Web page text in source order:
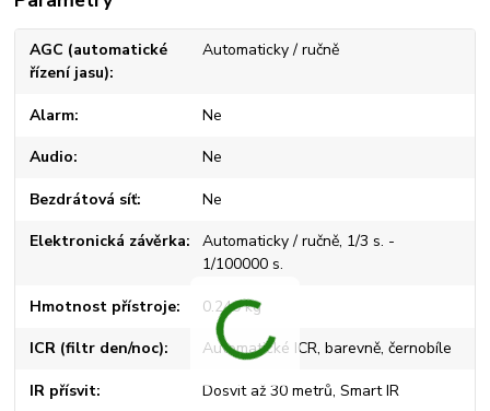
AGC (automatické
řízení jasu)
Automaticky / ručně
Alarm Ne
Audio Ne
Bezdrátová síť Ne
Elektronická závěrka
Automaticky / ručně, 1/3 s. -
1/100000 s.
Hmotnost přístroje 0.240 kg
ICR (filtr den/noc) Automatické ICR, barevně, černobíle
IR přísvit Dosvit až 30 metrů, Smart IR